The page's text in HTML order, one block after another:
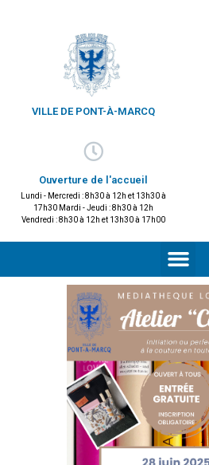
VILLE DE PONT-À-MARCQ
Ouverture de l'accueil
Lundi - Mercredi : 8h30 à 12h et 13h30 à
17h30 Mardi - Jeudi : 8h30 à 12h
Vendredi : 8h30 à 12h et 13h30 à 17h00